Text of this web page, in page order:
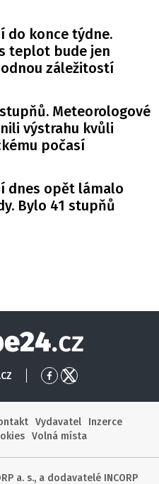
do konce týdne.
teplot bude jen
záležitostí
Meteorologové
výstrahu kvůli
počasí
dnes opět lámalo
Bylo 41 stupňů
Globe24
Přejít
Facebook
Přejít
X
Vydavatel
Inzerce
Volná místa
a. s., a dodavatelé INCORP